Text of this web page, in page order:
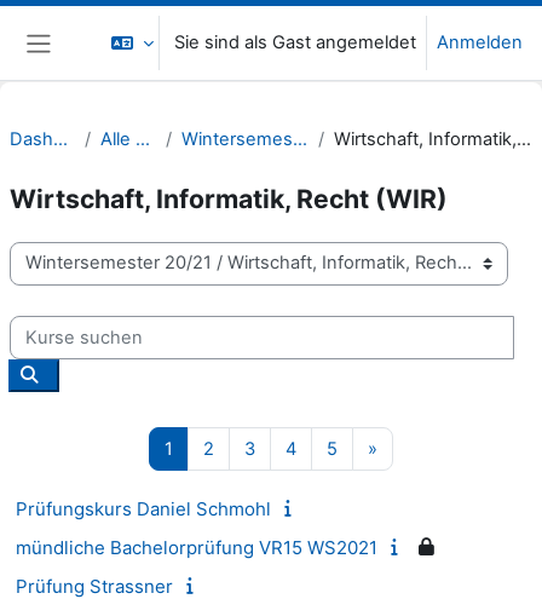
Zum Hauptinhalt
Website-Übersicht
Sie sind als Gast angemeldet Anmelden
Dashboard Alle Kurse Wintersemester 20/21 Wirtschaft, Informatik, Recht (WIR)
Wirtschaft, Informatik, Recht (WIR)
Kursbereiche
Kurse suchen
Kurse suchen
1 Seite 1
2 Seite 2
3Seite 3
4Seite 4
5 Seite 5
»
Prüfungskurs Daniel Schmohl
mündliche Bachelorprüfung VR15 WS2021
Prüfung Strassner